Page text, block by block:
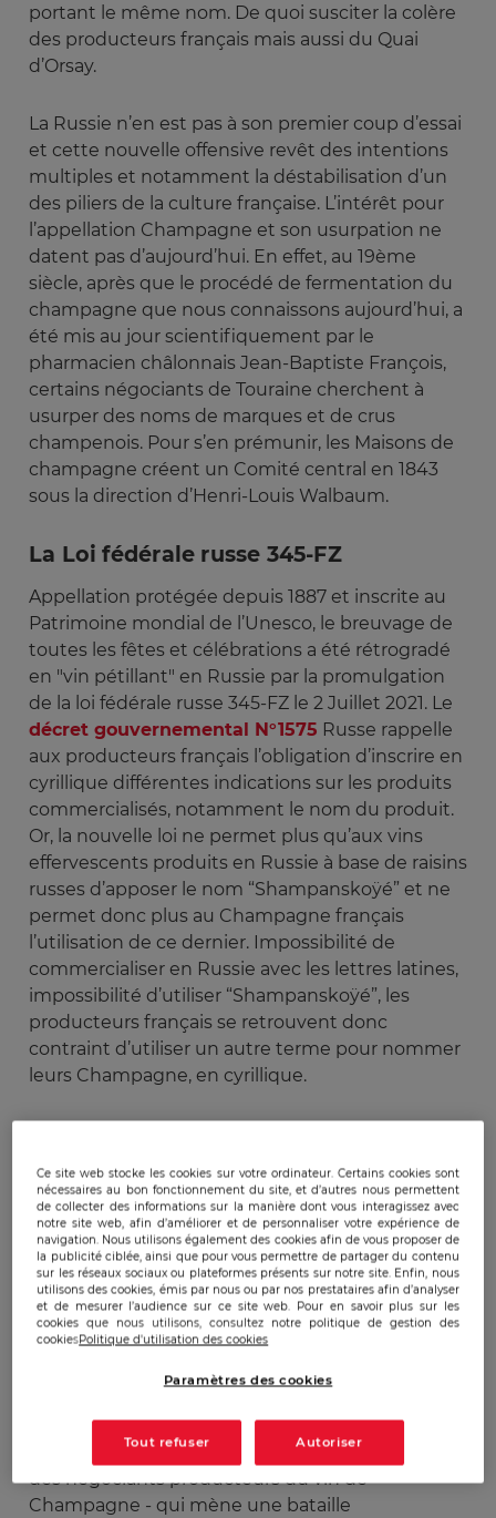
portant le même nom. De quoi susciter la colère
des producteurs français mais aussi du Quai
d’Orsay.
La Russie n’en est pas à son premier coup d’essai
et cette nouvelle offensive revêt des intentions
multiples et notamment la déstabilisation d’un
des piliers de la culture française. L’intérêt pour
l’appellation Champagne et son usurpation ne
datent pas d’aujourd’hui. En effet, au 19ème
siècle, après que le procédé de fermentation du
champagne que nous connaissons aujourd’hui, a
été mis au jour scientifiquement par le
pharmacien châlonnais Jean-Baptiste François,
certains négociants de Touraine cherchent à
usurper des noms de marques et de crus
champenois. Pour s’en prémunir, les Maisons de
champagne créent un Comité central en 1843
sous la direction d’Henri-Louis Walbaum.
La Loi fédérale russe 345-FZ
Appellation protégée depuis 1887 et inscrite au
Patrimoine mondial de l’Unesco, le breuvage de
toutes les fêtes et célébrations a été rétrogradé
en "vin pétillant" en Russie par la promulgation
de la loi fédérale russe 345-FZ le 2 Juillet 2021. Le
décret gouvernemental N°1575 Russe rappelle
aux producteurs français l’obligation d’inscrire en
cyrillique différentes indications sur les produits
commercialisés, notamment le nom du produit.
Or, la nouvelle loi ne permet plus qu’aux vins
effervescents produits en Russie à base de raisins
russes d’apposer le nom “Shampanskoÿé” et ne
permet donc plus au Champagne français
l’utilisation de ce dernier. Impossibilité de
commercialiser en Russie avec les lettres latines,
impossibilité d’utiliser “Shampanskoÿé”, les
producteurs français se retrouvent donc
contraint d’utiliser un autre terme pour nommer
leurs Champagne, en cyrillique.
particulières aux producteurs locaux, et ne peut
donc être utilisé par d’autres pays. La décision
sonne d’autant plus comme une provocation
que l’amendement indique clairement que la
législation russe ne tiendra pas compte de la
protection de l’appellation française
"Champagne AOC". Ce statut est pourtant
protégé par le Comité Interprofessionnel du Vin
semi-public ayant pour vocation à défendre le
droit et les intérêts communs des vignerons et
des négociants producteurs du vin de
Champagne - qui mène une bataille
Ce site web stocke les cookies sur votre ordinateur. Certains cookies sont
nécessaires au bon fonctionnement du site, et d’autres nous permettent
de collecter des informations sur la manière dont vous interagissez avec
notre site web, afin d’améliorer et de personnaliser votre expérience de
navigation. Nous utilisons également des cookies afin de vous proposer de
la publicité ciblée, ainsi que pour vous permettre de partager du contenu
sur les réseaux sociaux ou plateformes présents sur notre site. Enfin, nous
utilisons des cookies, émis par nous ou par nos prestataires afin d’analyser
et de mesurer l’audience sur ce site web. Pour en savoir plus sur les
cookies que nous utilisons, consultez notre politique de gestion des
cookiesPolitique d'utilisation des cookies
Paramètres des cookies
Tout refuser Autoriser